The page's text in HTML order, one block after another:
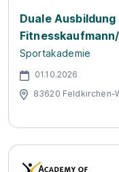
Duale
Sportakademie
01.10.2026
83620 Feldkirchen-